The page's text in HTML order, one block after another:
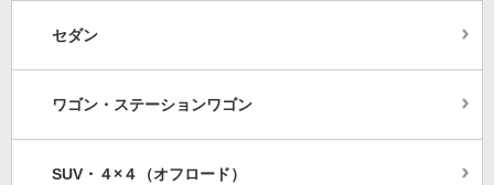
セダン
ワゴン・ステーションワゴン
SUV・４×４（オフロード）